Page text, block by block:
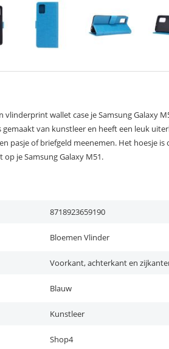
vlinderprint wallet case je Samsung Galaxy
van kunstleer en heeft een leuk
pasje of briefgeld meenemen. Het hoesje is
je Samsung Galaxy M51.
8718923659190
Bloemen Vlinder
Voorkant, achterkant en
Blauw
Kunstleer
Shop4